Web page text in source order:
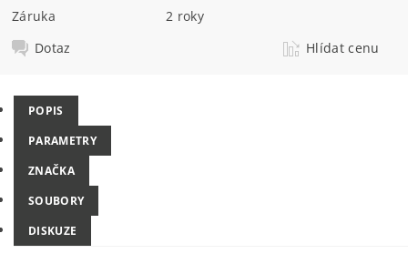
Záruka
2 roky
Dotaz
Hlídat cenu
POPIS
PARAMETRY
ZNAČKA
SOUBORY
DISKUZE